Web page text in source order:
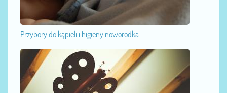
Przybory do kąpieli i higieny noworodka...